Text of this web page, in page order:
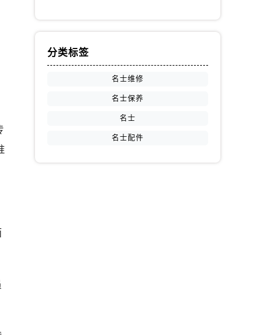
分类标签
名士维修
名士保养
名士
名士配件